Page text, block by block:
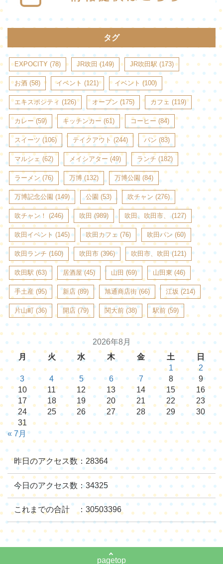
タグ
EXPOCITY (78) JR吹田 (149) JR吹田駅 (173)
お酒 (58) イベント (121) イベント (100)
エキスポシティ (126) オープン (175) カフェ (119)
カレー(59) キッチンカー (61) コーヒー (84)
スイーツ (106) テイクアウト (244) パン (83)
マルシェ (62) メイシアター (49) ランチ (182)
ラーメン (76) 万博(132) 万博公園 (84)
万博記念公園 (149) 公園 (53) 吹チャン (276)
吹チャン！ (246) 吹田 (989) 吹田、吹田市、 (127)
吹田イベント (145) 吹田カフェ (76) 吹田パン (60)
吹田ランチ (160) 吹田市 (396) 吹田市、吹田 (121)
吹田駅 (63) 居酒屋(45) 山田 (69) 山田東(46)
手土産 (95) 新店 (89) 旭通商店街(66) 江坂 (214)
片山町 (36) 開店 (79) 関大前 (38) 駅前 (59)
2026年8月
月
火 水 木 金 土
日
1
2
3
4 5 6 7 8
9
10
11 12 13 14 15
16
17
18 19 20 21 22
23
24
25 26 27 28 29
30
31
« 7月
昨日のアクセス数：28364
今日のアクセス数：34325
これまでの合計 ：30503396
pagetop